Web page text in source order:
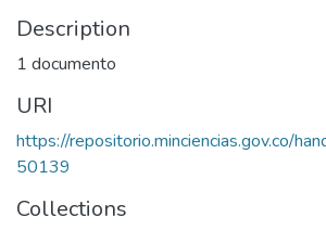
Description
1 documento
URI
https://repositorio.minciencias.gov.co/
50139
Collections